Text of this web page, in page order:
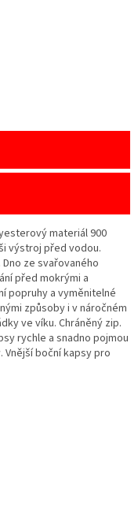
materiál 900
výstroj před vodou.
ze svařovaného
před mokrými a
popruhy a vyměnitelné
způsoby i v náročném
ve víku. Chráněný zip.
rychle a snadno pojmou
boční kapsy pro